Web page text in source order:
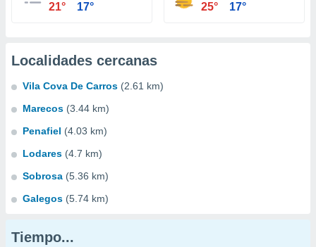
21° 17° 25° 17°
Localidades cercanas
Vila Cova De Carros (2.61 km)
Marecos (3.44 km)
Penafiel (4.03 km)
Lodares (4.7 km)
Sobrosa (5.36 km)
Galegos (5.74 km)
Tiempo...